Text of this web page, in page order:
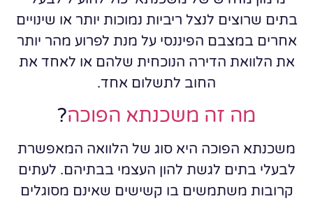
בתים שרוצים לנצל ריביות נמוכות יותר או שינויים
אחרים במצבם הפיננסי על מנת לפרוע מהר יותר
את הלוואת הדירה הנוכחית שלהם או לאחד את
החוב לתשלום אחד.
מה זה משכנתא הפוכה?
משכנתא הפוכה היא סוג של הלוואה המאפשרת
לבעלי בתים לגשת להון העצמי בבתיהם. לעתים
קרובות משתמשים בו קשישים שאינם מסוגלים